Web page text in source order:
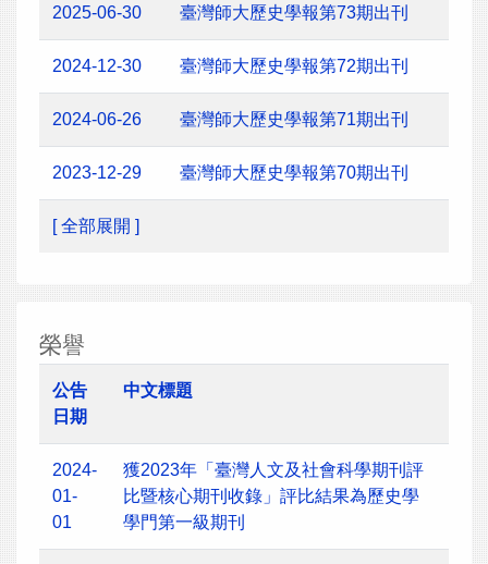
2025-06-30 臺灣師大歷史學報第73期出刊
2024-12-30 臺灣師大歷史學報第72期出刊
2024-06-26 臺灣師大歷史學報第71期出刊
2023-12-29 臺灣師大歷史學報第70期出刊
[ 全部展開 ]
榮譽
公告
日期
中文標題
2024-
01-
01
獲2023年「臺灣人文及社會科學期刊評
比暨核心期刊收錄」評比結果為歷史學
學門第一級期刊